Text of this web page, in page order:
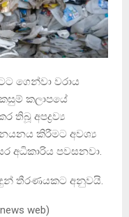
ගෙන්වා වරාය
කලාපයේ
තිබූ අපද්‍රව්‍ය
කිරීමට අවශ්‍ය
අධිකාරිය පවසනවා.
දුන් තීරණයකට අනුවයි.
web)